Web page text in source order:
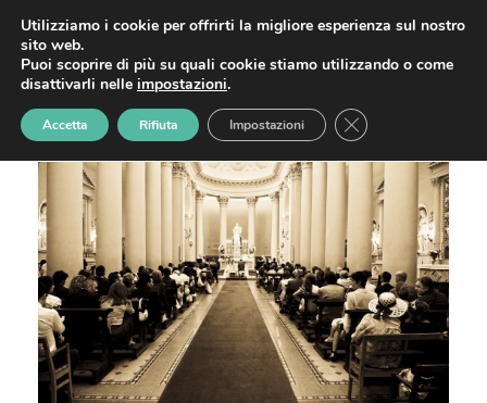
content
Open
mobile
menu
Close
mobile
menu
Matrimonio Luca e
Mara
Home»Matrimonio Luca e Mara
Utilizziamo i cookie per offrirti la migliore esperienza sul nostro
sito web.
Puoi scoprire di più su quali cookie stiamo utilizzando o come
disattivarli nelle impostazioni.
Accetta Rifiuta Impostazioni Close GDPR